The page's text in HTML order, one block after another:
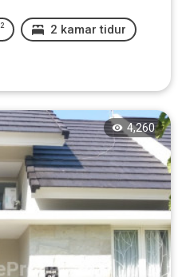
2 2 kamar tidur
4,260